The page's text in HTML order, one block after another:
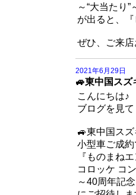
～“大当たり”
が出ると、
ぜひ、ご来店
2021年6月29日
🚙東中国スズ
こんにちは♪
ブログを見て
🚙東中国ス
小型車ご成約
『ものまね
コロッケ コ
～40周年記